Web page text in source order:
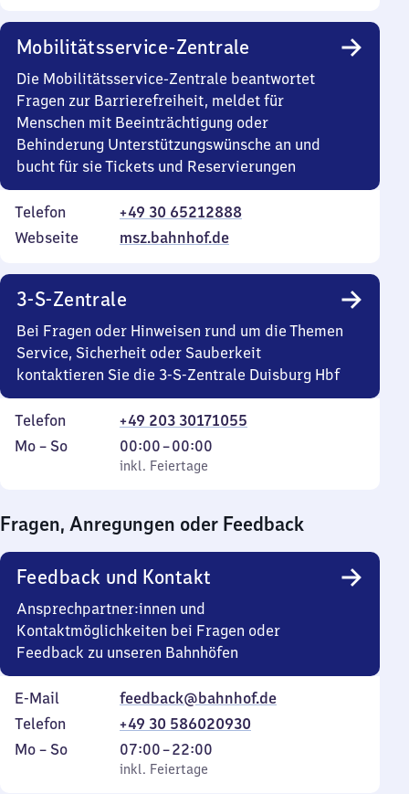
Mobilitätsservice-Zentrale
Die Mobilitätsservice-Zentrale beantwortet
Fragen zur Barrierefreiheit, meldet für
Menschen mit Beeinträchtigung oder
Behinderung Unterstützungswünsche an und
bucht für sie Tickets und Reservierungen
Telefon
+49 30 65212888
Webseite
msz.bahnhof.de
3-S-Zentrale
Bei Fragen oder Hinweisen rund um die Themen
Service, Sicherheit oder Sauberkeit
kontaktieren Sie die 3-S-Zentrale Duisburg Hbf
Telefon
+49 203 30171055
Montag
Mo – So,
inkl. Feiertage
00:00–00:00
Von
0
0
Uhr
inkl. Feiertage
Fragen, Anregungen oder Feedback
Feedback und Kontakt
Ansprechpartner:innen und
Kontaktmöglichkeiten bei Fragen oder
Feedback zu unseren Bahnhöfen
E-Mail
feedback@bahnhof.de
Telefon
+49 30 586020930
Montag
Mo – So,
inkl. Feiertage
07:00–22:00
Von
7
inkl. Feiertage